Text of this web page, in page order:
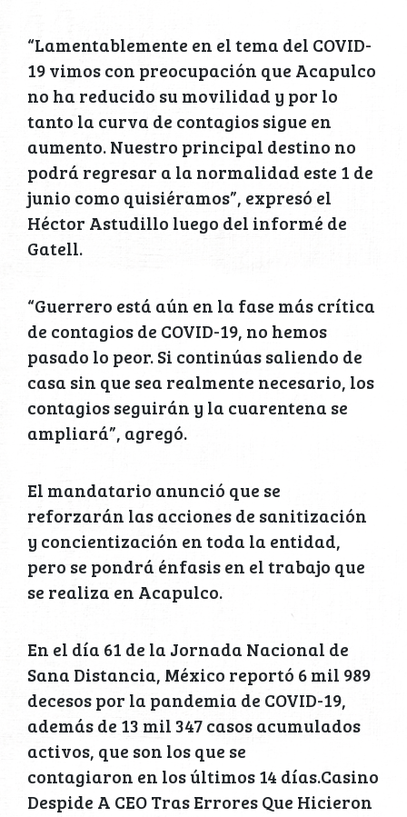
“Lamentablemente en el tema del COVID-
19 vimos con preocupación que Acapulco
no ha reducido su movilidad y por lo
tanto la curva de contagios sigue en
aumento. Nuestro principal destino no
podrá regresar a la normalidad este 1 de
junio como quisiéramos”, expresó el
Héctor Astudillo luego del informé de
Gatell.
“Guerrero está aún en la fase más crítica
de contagios de COVID-19, no hemos
pasado lo peor. Si continúas saliendo de
casa sin que sea realmente necesario, los
contagios seguirán y la cuarentena se
ampliará”, agregó.
El mandatario anunció que se
reforzarán las acciones de sanitización
y concientización en toda la entidad,
pero se pondrá énfasis en el trabajo que
se realiza en Acapulco.
En el día 61 de la Jornada Nacional de
Sana Distancia, México reportó 6 mil 989
decesos por la pandemia de COVID-19,
además de 13 mil 347 casos acumulados
activos, que son los que se
contagiaron en los últimos 14 días.Casino
Despide A CEO Tras Errores Que Hicieron